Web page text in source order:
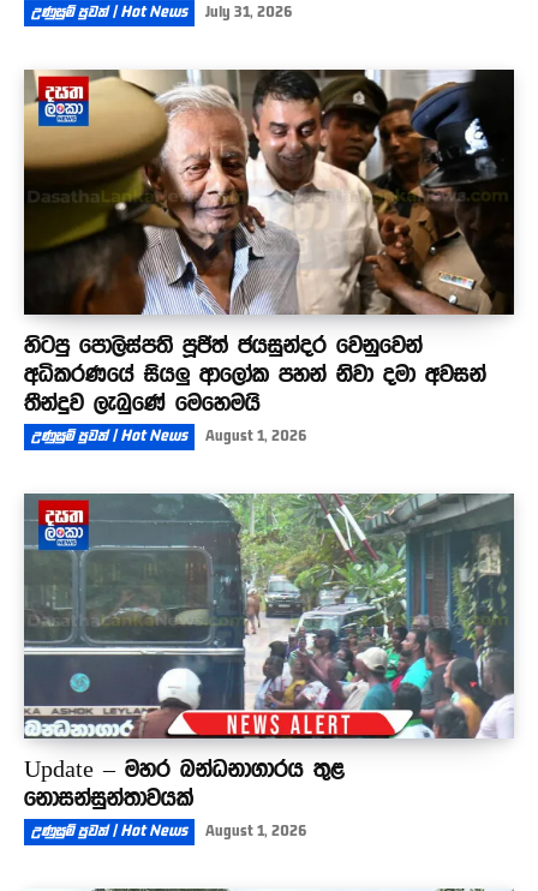
උණුසුම් පුවත් | Hot News July 31, 2026
හිටපු පොලිස්පති පූජිත් ජයසුන්දර වෙනුවෙන්
අධිකරණයේ සියලු ආලෝක පහන් නිවා දමා අවසන්
තීන්දුව ලැබුණේ මෙහෙමයි
උණුසුම් පුවත් | Hot News August 1, 2026
Update – මහර බන්ධනාගාරය තුළ
නොසන්සුන්තාවයක්
උණුසුම් පුවත් | Hot News August 1, 2026